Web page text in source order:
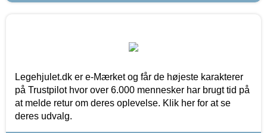
Legehjulet.dk er e-Mærket og får de højeste karakterer
på Trustpilot hvor over 6.000 mennesker har brugt tid på
at melde retur om deres oplevelse. Klik her for at se
deres udvalg.